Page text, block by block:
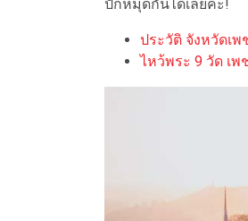
ปักหมุดกันได้เลยค่ะ!
ประวัติ จังหวัดเพ
ไหว้พระ 9 วัด เ